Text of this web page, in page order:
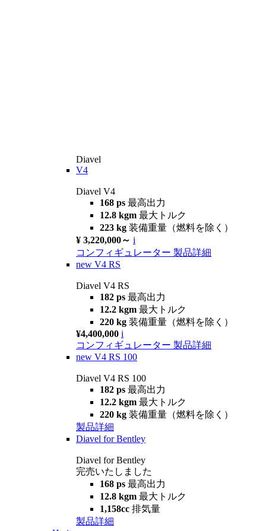
Diavel
V4
Diavel V4
168 ps 最高出力
12.8 kgm 最大トルク
223 kg 装備重量（燃料を除く）
¥ 3,220,000～ i
コンフィギュレーター 製品詳細
new V4 RS
Diavel V4 RS
182 ps 最高出力
12.2 kgm 最大トルク
220 kg 装備重量（燃料を除く）
¥4,400,000 i
コンフィギュレーター 製品詳細
new V4 RS 100
Diavel V4 RS 100
182 ps 最高出力
12.2 kgm 最大トルク
220 kg 装備重量（燃料を除く）
製品詳細
Diavel for Bentley
Diavel for Bentley
完売いたしました
168 ps 最高出力
12.8 kgm 最大トルク
1,158cc 排気量
製品詳細